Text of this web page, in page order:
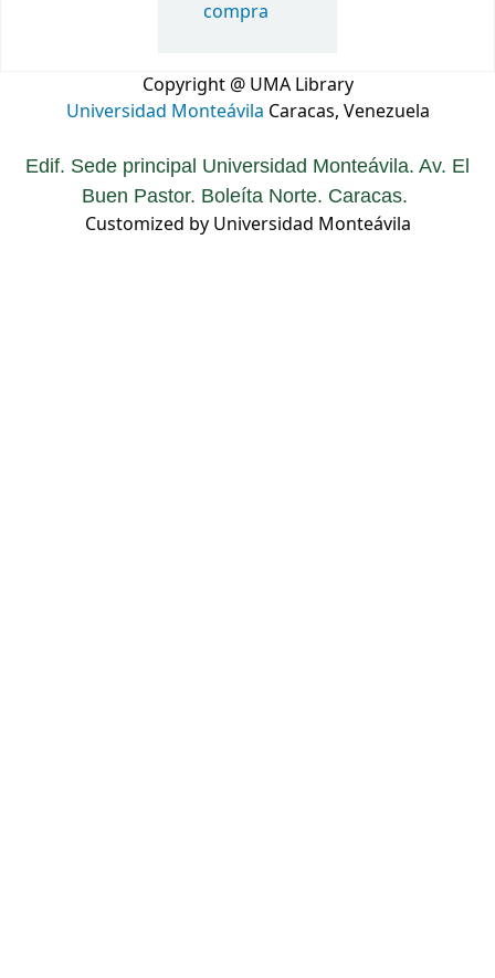
compra
Copyright @ UMA Library
Universidad Monteávila Caracas, Venezuela
Edif. Sede principal Universidad Monteávila. Av. El
Buen Pastor. Boleíta Norte. Caracas.
Customized by Universidad Monteávila